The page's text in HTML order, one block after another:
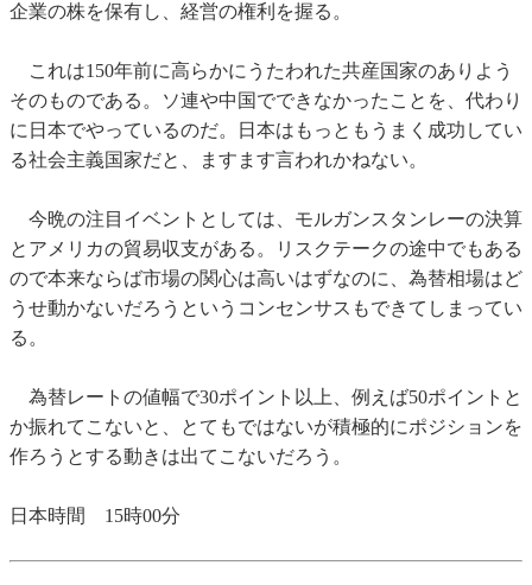
企業の株を保有し、経営の権利を握る。
これは150年前に高らかにうたわれた共産国家のありよう
そのものである。ソ連や中国でできなかったことを、代わり
に日本でやっているのだ。日本はもっともうまく成功してい
る社会主義国家だと、ますます言われかねない。
今晩の注目イベントとしては、モルガンスタンレーの決算
とアメリカの貿易収支がある。リスクテークの途中でもある
ので本来ならば市場の関心は高いはずなのに、為替相場はど
うせ動かないだろうというコンセンサスもできてしまってい
る。
為替レートの値幅で30ポイント以上、例えば50ポイントと
か振れてこないと、とてもではないが積極的にポジションを
作ろうとする動きは出てこないだろう。
日本時間 15時00分